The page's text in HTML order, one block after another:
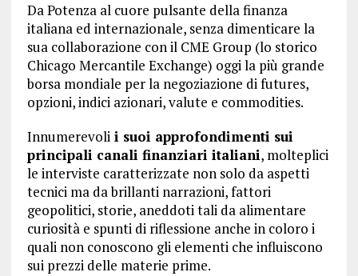
Da Potenza al cuore pulsante della finanza
italiana ed internazionale, senza dimenticare la
sua collaborazione con il CME Group (lo storico
Chicago Mercantile Exchange) oggi la più grande
borsa mondiale per la negoziazione di futures,
opzioni, indici azionari, valute e commodities.
Innumerevolii suoi approfondimenti sui
principali canali finanziari italiani, molteplici
le interviste caratterizzate non solo da aspetti
tecnici ma da brillanti narrazioni, fattori
geopolitici, storie, aneddoti tali da alimentare
curiosità e spunti di riflessione anche in coloro i
quali non conoscono gli elementi che influiscono
sui prezzi delle materie prime.